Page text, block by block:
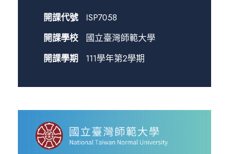
開課代號
ISP7058
開課學校
國立臺灣師範大學
開課學期
111學年第2學期